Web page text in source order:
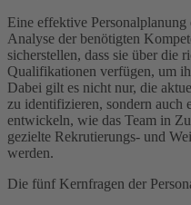
Eine effektive Personalplanung
Analyse der benötigten
sicherstellen, dass sie über die
Qualifikationen verfügen, um
Dabei gilt es nicht nur, die
zu identifizieren, sondern auch
entwickeln, wie das Team in
gezielte Rekrutierungs- und
werden.
Die fünf Kernfragen der